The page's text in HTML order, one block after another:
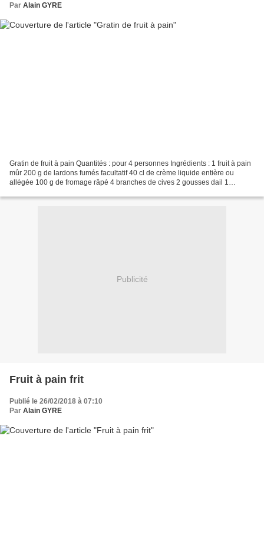
Par Alain GYRE
Gratin de fruit à pain Quantités : pour 4 personnes Ingrédients : 1 fruit à pain
mûr 200 g de lardons fumés facultatif 40 cl de crème liquide entière ou
allégée 100 g de fromage râpé 4 branches de cives 2 gousses dail 1
Publicité
Fruit à pain frit
Publié le 26/02/2018 à 07:10
Par Alain GYRE